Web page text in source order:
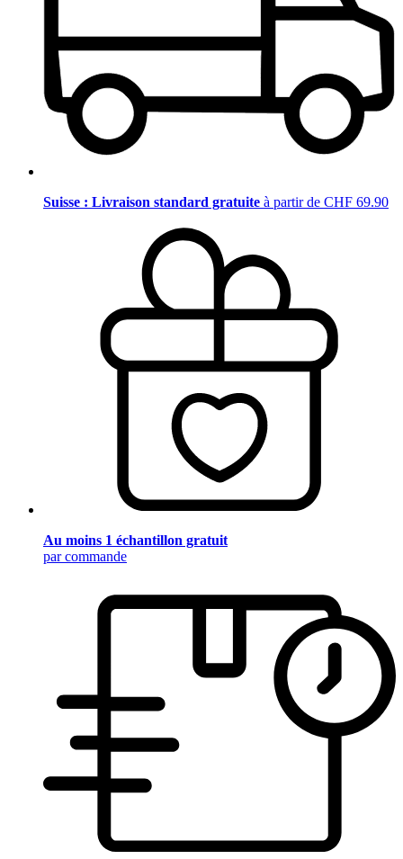
Suisse : Livraison standard gratuite à partir de CHF 69.90
Au moins 1 échantillon gratuit
par commande